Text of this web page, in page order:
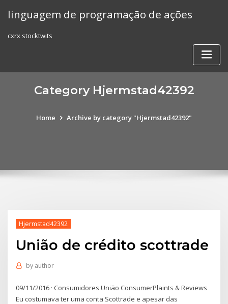
linguagem de programação de ações
cxrx stocktwits
Category Hjermstad42392
Home Archive by category "Hjermstad42392"
Hjermstad42392
União de crédito scottrade
by author
09/11/2016 · Consumidores União ConsumerPlaints & Reviews
Eu costumava ter uma conta Scottrade e apesar das